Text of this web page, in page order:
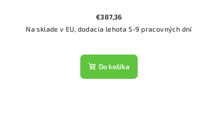
€387,36
Na sklade v EU, dodacia lehota 5-9 pracovných dní
Do košíka